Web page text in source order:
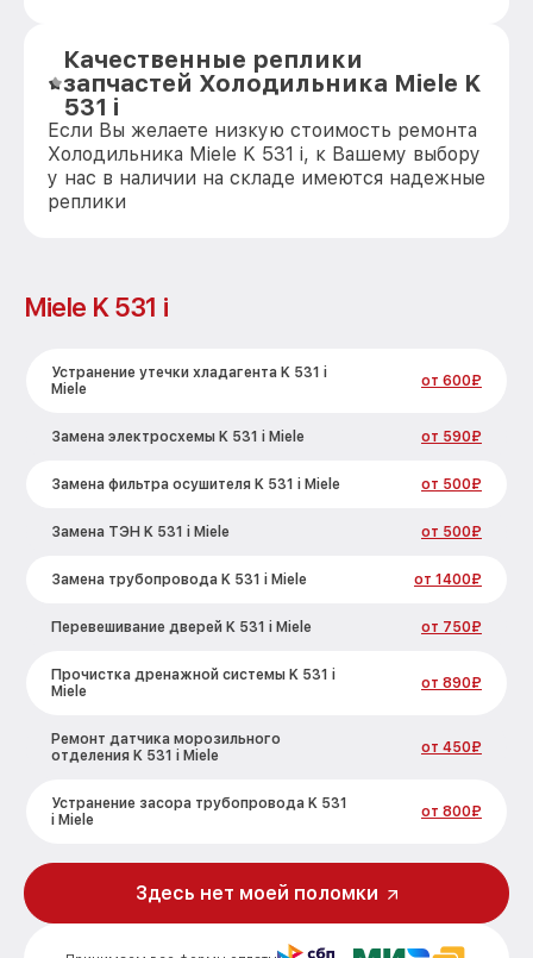
Качественные реплики
запчастей Холодильника Miele K
531 i
Если Вы желаете низкую стоимость ремонта
Холодильника Miele K 531 i, к Вашему выбору
у нас в наличии на складе имеются надежные
реплики
Miele K 531 i
Устранение утечки хладагента K 531 i
Miele
от 600₽
Замена электросхемы K 531 i Miele от 590₽
Замена фильтра осушителя K 531 i Miele от 500₽
Замена ТЭН K 531 i Miele от 500₽
Замена трубопровода K 531 i Miele от 1400₽
Перевешивание дверей K 531 i Miele от 750₽
Прочистка дренажной системы K 531 i
Miele
от 890₽
Ремонт датчика морозильного
отделения K 531 i Miele
от 450₽
Устранение засора трубопровода K 531
i Miele
от 800₽
Ремонт испарителя K 531 i Miele от 650₽
Здесь нет моей поломки